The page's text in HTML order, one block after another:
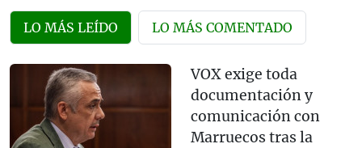
LO MÁS LEÍDO LO MÁS COMENTADO
VOX exige toda
documentación y
comunicación con
Marruecos tras la